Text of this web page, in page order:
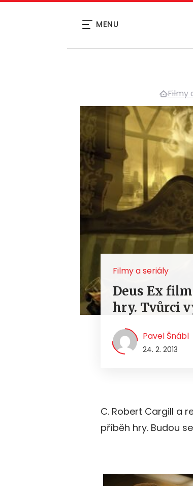
MENU
Filmy
Filmy a seriály
Deus Ex
hry. Tvůrci
Pavel Šnábl
24. 2. 2013
C. Robert Cargill a
příběh hry. Budou